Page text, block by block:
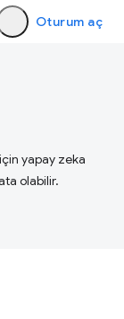
Oturum aç
yapay zeka
olabilir.